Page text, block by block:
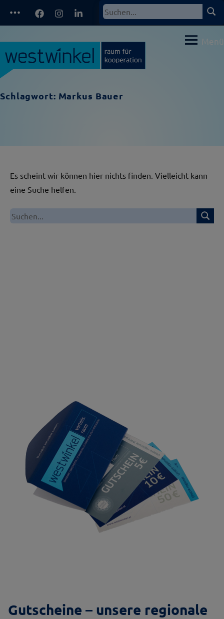
FacebookInstagramLinkedIn
Suchen
Menü
Schlagwort: Markus Bauer
Es scheint wir können hier nichts finden. Vielleicht kann
eine Suche helfen.
Suchen
Gutscheine – unsere regionale